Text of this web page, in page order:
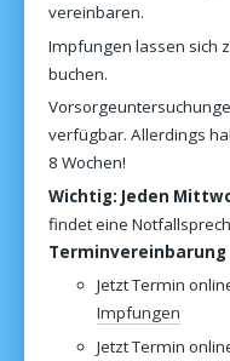
vereinbaren.
Impfungen lassen sich
buchen.
verfügbar. Allerdings
8 Wochen!
Wichtig: Jeden
findet eine
Terminvereinbarung
Jetzt Termin
Impfungen
Jetzt Termin